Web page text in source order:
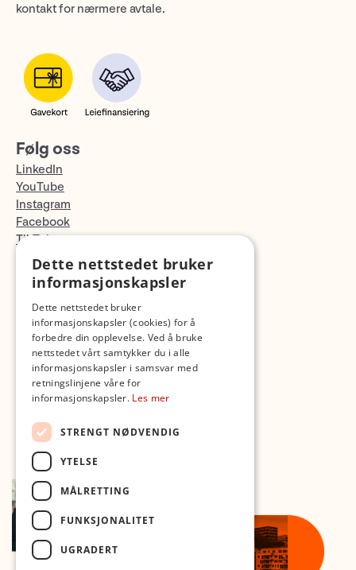
kontakt for nærmere avtale.
Følg oss
LinkedIn
YouTube
Instagram
Facebook
TikTok
Fotopodden
Med forbehold om skrive- og lagerfeil
Dette nettstedet bruker
informasjonskapsler
Dette nettstedet bruker
informasjonskapsler (cookies) for å
forbedre din opplevelse. Ved å bruke
nettstedet vårt samtykker du i alle
informasjonskapsler i samsvar med
retningslinjene våre for
informasjonskapsler. Les mer
STRENGT NØDVENDIG
YTELSE
MÅLRETTING
FUNKSJONALITET
UGRADERT